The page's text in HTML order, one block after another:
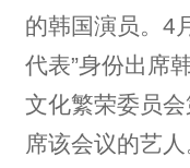
的韩国演员。4
代表”身份出席
文化繁荣委员
席该会议的艺